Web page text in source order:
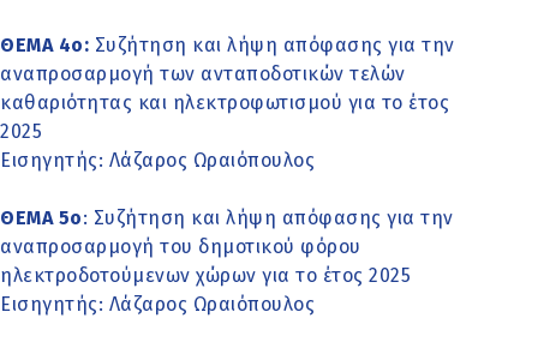
ΘΕΜΑ 4o: Συζήτηση και λήψη απόφασης για την
αναπροσαρμογή των ανταποδοτικών τελών
καθαριότητας και ηλεκτροφωτισμού για το έτος
2025
Εισηγητής: Λάζαρος Ωραιόπουλος
ΘΕΜΑ 5o: Συζήτηση και λήψη απόφασης για την
αναπροσαρμογή του δημοτικού φόρου
ηλεκτροδοτούμενων χώρων για το έτος 2025
Εισηγητής: Λάζαρος Ωραιόπουλος